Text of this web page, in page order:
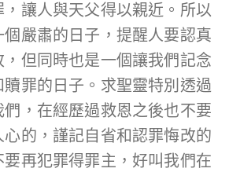
讓人與天父得以親近。所以
嚴肅的日子，提醒人要認真
，但同時也是一個讓我們記念
罪的日子。求聖靈特別透過
，在經歷過救恩之後也不要
的，謹記自省和認罪悔改的
再犯罪得罪主，好叫我們在